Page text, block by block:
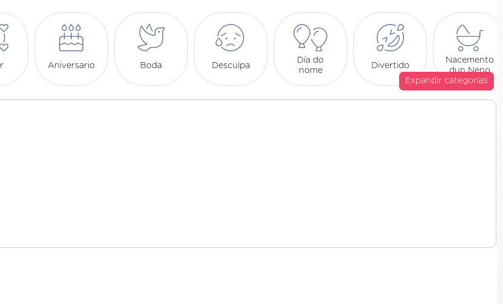
Aniversario Boda Desculpa
Día do
nome
Divertido
Nacemento
dun Neno
Expandir categorías